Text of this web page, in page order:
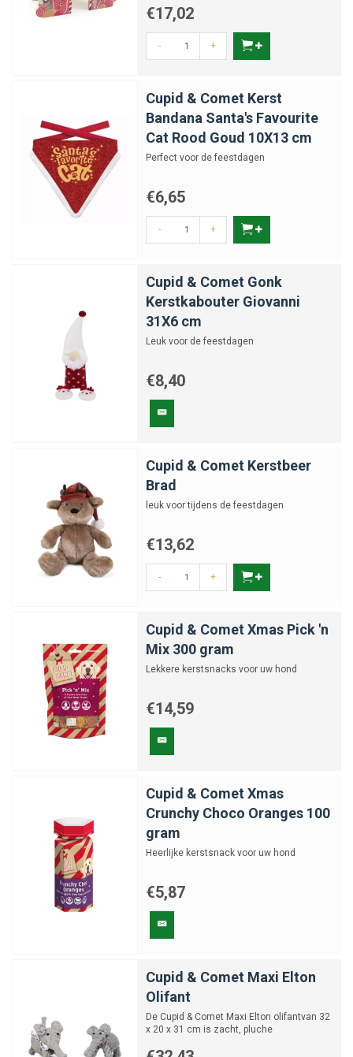
€17,02
- +
Cupid & Comet Kerst
Bandana Santa's Favourite
Cat Rood Goud 10X13 cm
Perfect voor de feestdagen
€6,65
- +
Cupid & Comet Gonk
Kerstkabouter Giovanni
31X6 cm
Leuk voor de feestdagen
€8,40
Cupid & Comet Kerstbeer
Brad
leuk voor tijdens de feestdagen
€13,62
- +
Cupid & Comet Xmas Pick 'n
Mix 300 gram
Lekkere kerstsnacks voor uw hond
€14,59
Cupid & Comet Xmas
Crunchy Choco Oranges 100
gram
Heerlijke kerstsnack voor uw hond
€5,87
Cupid & Comet Maxi Elton
Olifant
De Cupid & Comet Maxi Elton olifantvan 32
x 20 x 31 cm is zacht, pluche